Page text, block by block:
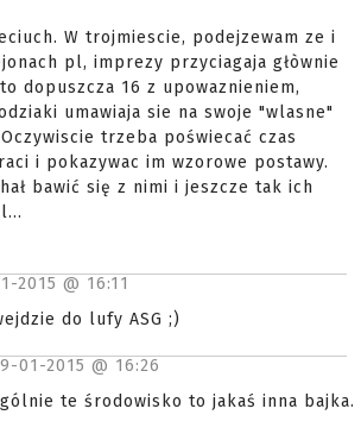
W trojmiescie, podejzewam ze i
pl, imprezy przyciagaja głòwnie
dopuszcza 16 z upowaznieniem,
umawiaja sie na swoje "wlasne"
trzeba poświecać czas
i pokazywac im wzorowe postawy.
bawić się z nimi i jeszcze tak ich
2015 @ 16:11
do lufy ASG ;)
01-2015 @ 16:26
te środowisko to jakaś inna bajka.